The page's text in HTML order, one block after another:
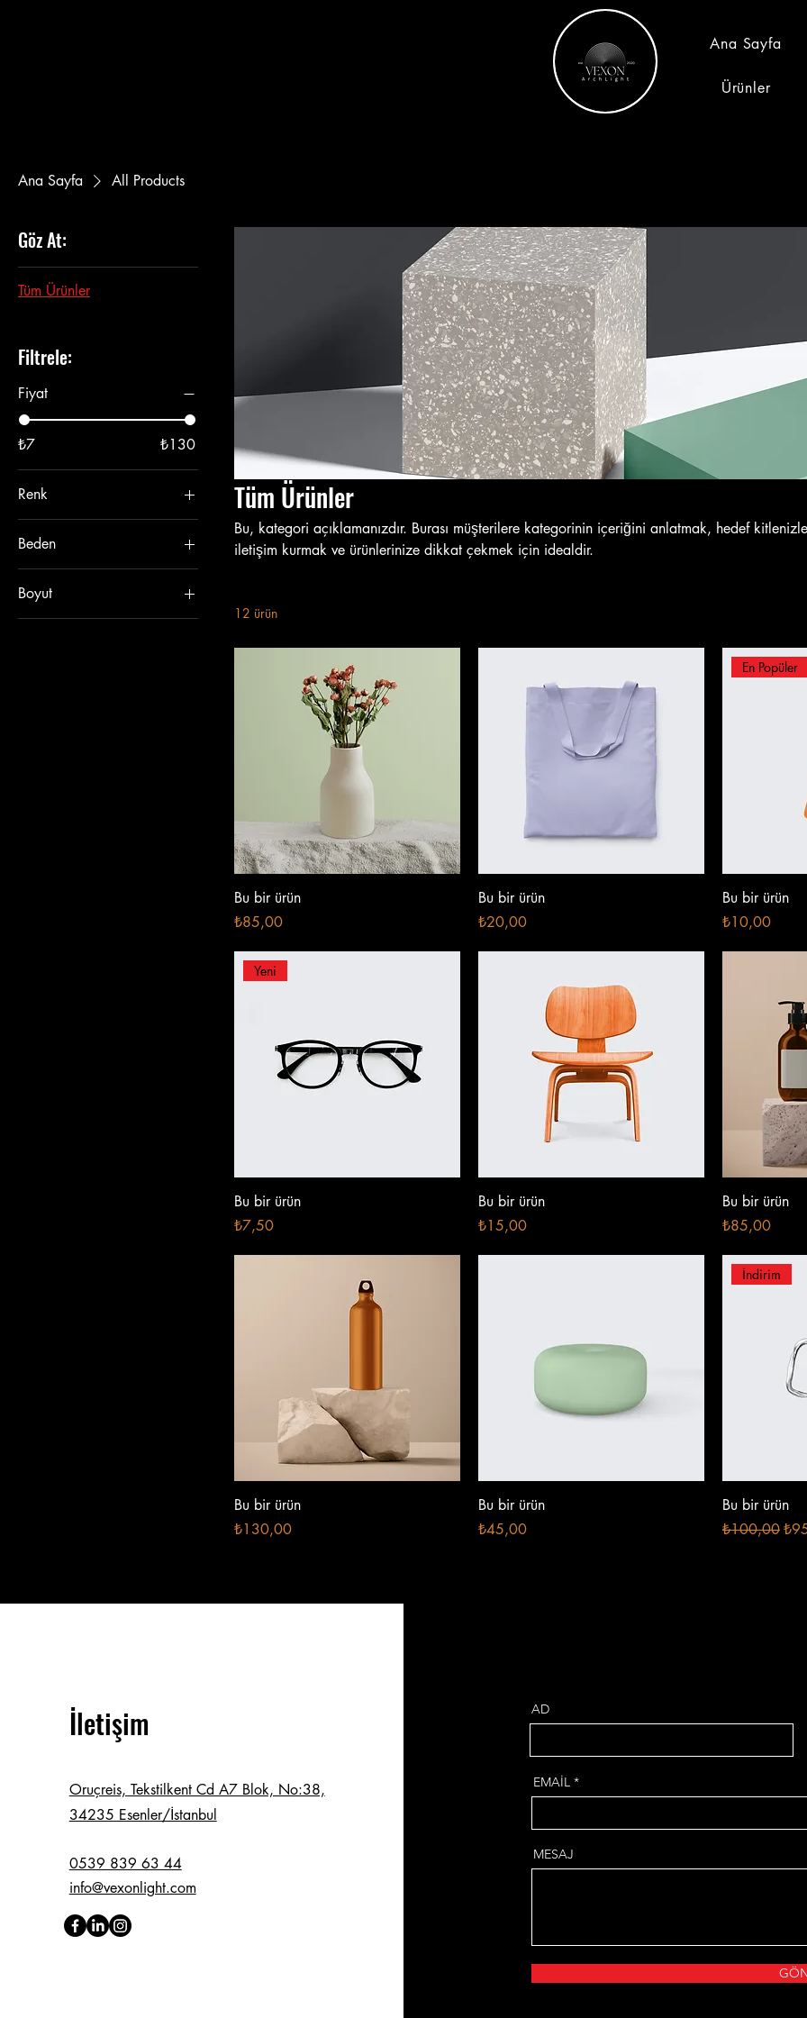
Ana Sayfa
Ürünler
Ana Sayfa All Products
Göz At:
Tüm Ürünler
Filtrele:
Fiyat
₺7 ₺130
Renk
Beden
L
Large
Boyut
250 ml
Tüm Ürünler
Bu, kategori açıklamanızdır. Burası müşterilere kategorinin içeriğini anlatmak, hedef kitlenizle
iletişim kurmak ve ürünlerinize dikkat çekmek için idealdir.
12 ürün
Bu bir ürün
Fiyat
₺85,00
Bu bir ürün
Fiyat
₺20,00
En Popüler
Bu bir ürün
Fiyat
₺10,00
Yeni
Bu bir ürün
Fiyat
₺7,50
Bu bir ürün
Fiyat
₺15,00
Bu bir ürün
Fiyat
₺85,00
Bu bir ürün
Fiyat
₺130,00
Bu bir ürün
Fiyat
₺45,00
İndirim
Bu bir ürün
Normal Fiyat
₺100,00
İletişim
Oruçreis, Tekstilkent Cd A7 Blok, No:38,
34235 Esenler/İstanbul
0539 839 63 44
info@vexonlight.com
AD
EMAİL
MESAJ